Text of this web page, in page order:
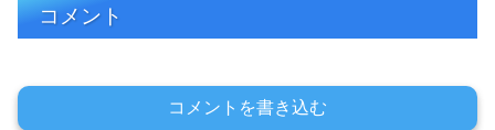
コメント
コメントを書き込む